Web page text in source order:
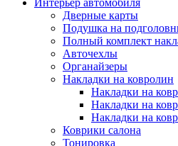
Интерьер автомобиля
Дверные карты
Подушка на
Полный комплект
Авточехлы
Органайзеры
Накладки на ковролин
Накладки на
Накладки на
Накладки на
Коврики салона
Тонировка